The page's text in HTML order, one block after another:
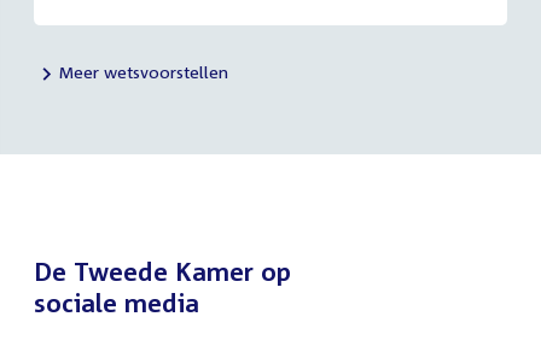
Meer wetsvoorstellen
De Tweede Kamer op
sociale media